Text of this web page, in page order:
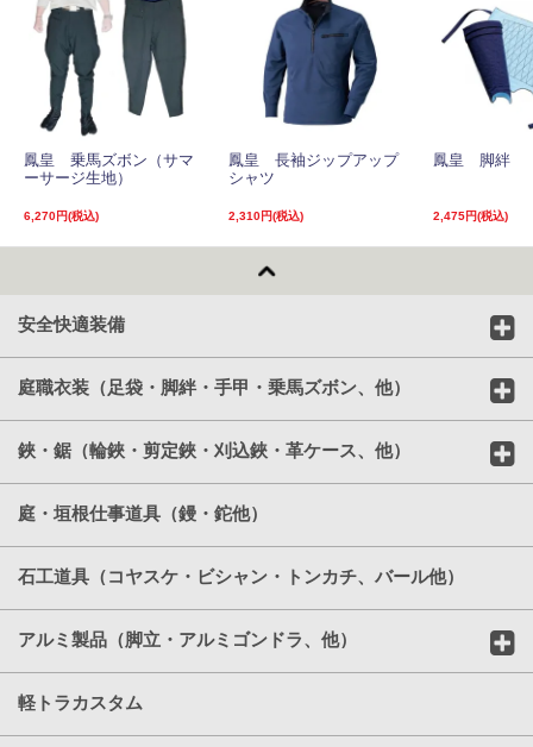
鳳皇 乗馬ズボン（サマ
ーサージ生地）
6,270円(税込)
鳳皇 長袖ジップアップ
シャツ
2,310円(税込)
鳳皇 脚絆
2,475円(税込)
安全快適装備
庭職衣装（足袋・脚絆・手甲・乗馬ズボン、他）
鋏・鋸（輪鋏・剪定鋏・刈込鋏・革ケース、他）
庭・垣根仕事道具（鏝・鉈他）
石工道具（コヤスケ・ビシャン・トンカチ、バール他）
アルミ製品（脚立・アルミゴンドラ、他）
軽トラカスタム